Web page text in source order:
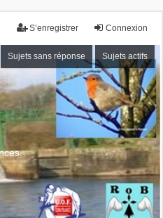
Connexion
S’enregistrer
Sujets sans réponse Sujets actifs